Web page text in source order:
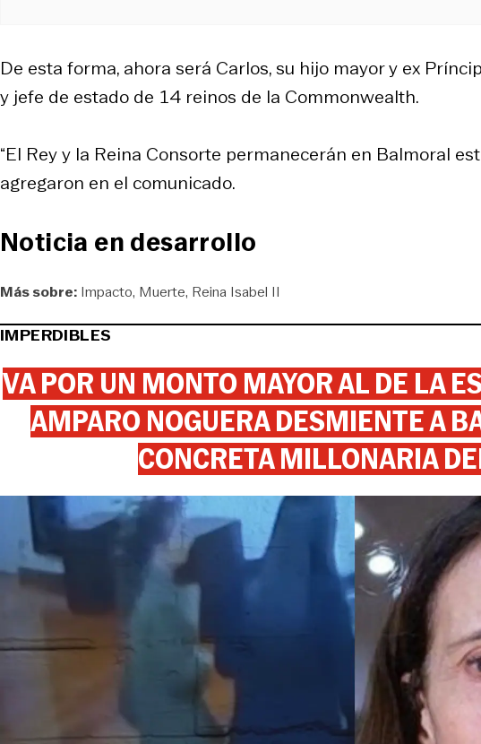
De esta forma, ahora será Carlos, su hijo mayor y ex
y jefe de estado de 14 reinos de la Commonwealth.
“El Rey y la Reina Consorte permanecerán en Balmoral
agregaron en el comunicado.
Noticia en desarrollo
Más sobre: Impacto Muerte Reina Isabel II
IMPERDIBLES
VA POR UN MONTO MAYOR AL DE LA
AMPARO NOGUERA DESMIENTE A
CONCRETA MILLONARIA